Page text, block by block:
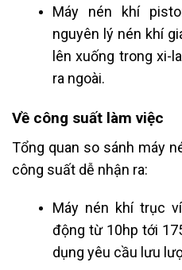
Máy nén khí
nguyên lý nén khí
lên xuống trong xi-
ra ngoài.
Về công suất làm việc
Tổng quan so sánh máy
công suất dễ nhận ra:
Máy nén khí trục
động từ 10hp tới
dụng yêu cầu lưu